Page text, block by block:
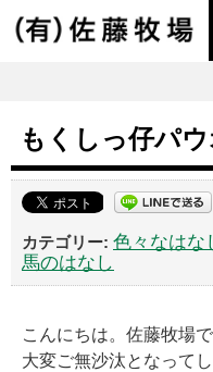
もくしっ仔パ
色々なはな
馬のはなし
こんにちは。佐藤牧場で
大変ご無沙汰となってし